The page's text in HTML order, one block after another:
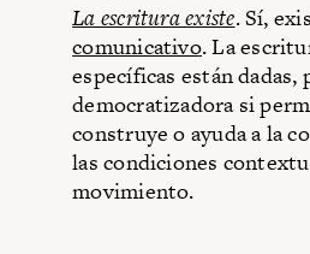
La escritura existe. Sí,
comunicativo. La
específicas están
democratizadora si
construye o ayuda a la
las condiciones
movimiento.